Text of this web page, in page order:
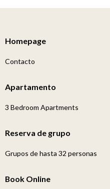
Homepage
Contacto
Apartamento
3 Bedroom Apartments
Reserva de grupo
Grupos de hasta 32 personas
Book Online